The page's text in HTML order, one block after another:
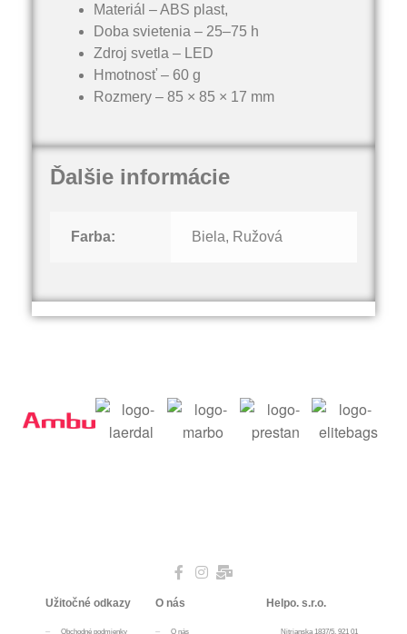
Materiál – ABS plast,
Doba svietenia – 25–75 h
Zdroj svetla – LED
Hmotnosť – 60 g
Rozmery – 85 × 85 × 17 mm
Ďalšie informácie
Farba: Biela, Ružová
Užitočné odkazy
Obchodné podmienky
O nás
O nás
Helpo. s.r.o.
Nitrianska 1837/5, 921 01